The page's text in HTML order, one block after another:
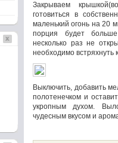
Закрываем
готовиться в
маленький огонь на 20
порция будет
несколько раз не
необходимо встряхнуть
Выключить, добавить
полотенечком и
укропным духом.
чудесным вкусом и